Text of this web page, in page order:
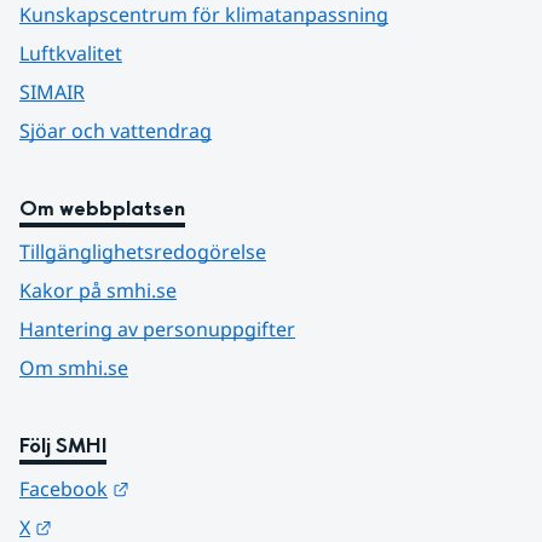
Kunskapscentrum för klimatanpassning
Luftkvalitet
SIMAIR
Sjöar och vattendrag
Om webbplatsen
Tillgänglighetsredogörelse
Kakor på smhi.se
Hantering av personuppgifter
Om smhi.se
Följ SMHI
Facebook
X